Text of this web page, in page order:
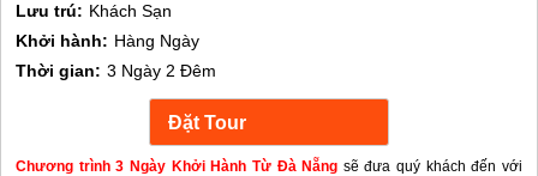
Lưu trú: Khách Sạn
Khởi hành: Hàng Ngày
Thời gian: 3 Ngày 2 Đêm
Chương trình 3 Ngày Khởi Hành Từ Đà Nẵng sẽ đưa quý khách đến với